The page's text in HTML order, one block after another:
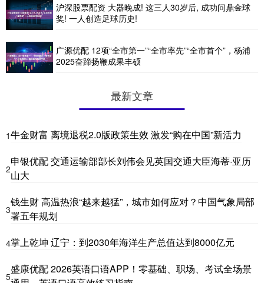
沪深股票配资 大器晚成! 这三人30岁后, 成功问鼎金球
奖! 一人创造足球历史!
广源优配 12项“全市第一”“全市率先”“全市首个”，杨浦
2025奋蹄扬鞭成果丰硕
最新文章
1牛金财富 离境退税2.0版政策生效 激发“购在中国”新活力
2
申银优配 交通运输部部长刘伟会见英国交通大臣海蒂·亚历
山大
3
钱生财 高温热浪“越来越猛”，城市如何应对？中国气象局部
署五年规划
4掌上乾坤 辽宁：到2030年海洋生产总值达到8000亿元
5
盛康优配 2026英语口语APP！零基础、职场、考试全场景